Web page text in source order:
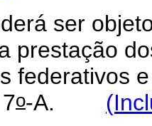
ser
prestação
federativos
o-A.